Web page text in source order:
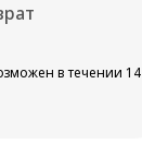
в течении 14